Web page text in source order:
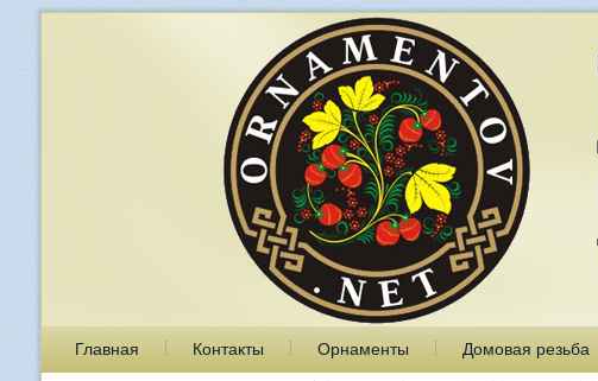
Главная Контакты Орнаменты Домовая резьба